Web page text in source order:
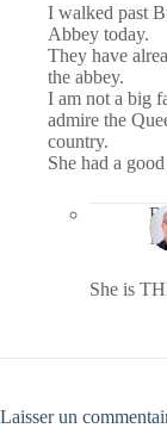
I walked past
Abbey today.
They have
the abbey.
I am not a big
admire the
country.
She had a
She is
Laisser un